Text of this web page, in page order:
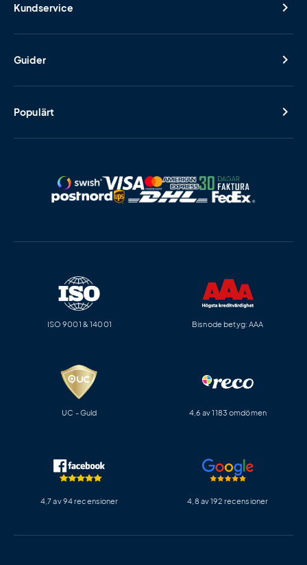
Kundservice
Guider
Populärt
ISO 9001 & 14001 Bisnode betyg: AAA
UC - Guld 4,6 av 1183 omdömen
4,7 av 94 recensioner 4,8 av 192 recensioner